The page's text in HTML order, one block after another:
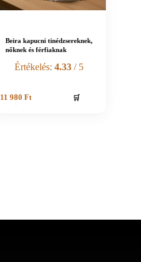
Beira kapucni tinédzsereknek,
nőknek és férfiaknak
Értékelés:4.33 / 5
11 980Ft 🛒